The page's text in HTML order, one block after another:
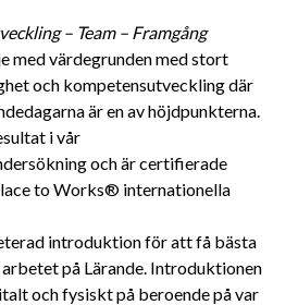
– Team – Framgång
med värdegrunden med stort
och kompetensutveckling där
är en av höjdpunkterna.
i vår
och är certifierade
to Works® internationella
introduktion för att få bästa
på Lärande. Introduktionen
och fysiskt på beroende på var